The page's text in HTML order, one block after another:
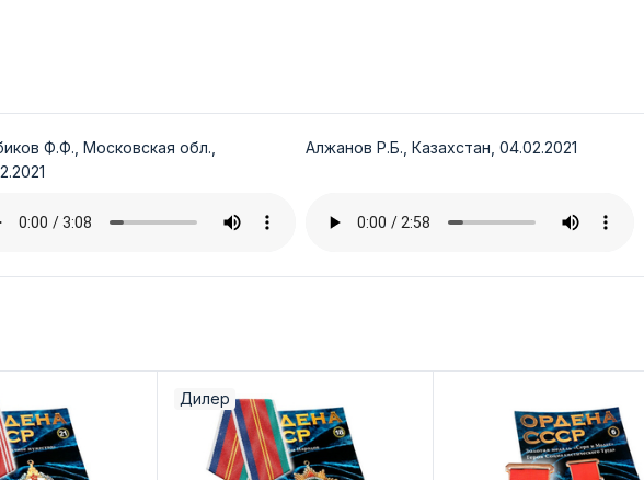
Ф.Ф., Московская обл.,
Алжанов Р.Б., Казахстан, 04.02.2021
Дилер